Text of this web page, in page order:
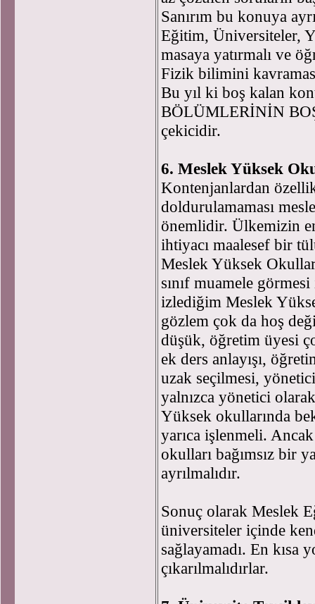
Sanırım bu konuya
Eğitim, Üniversiteler,
masaya yatırmalı ve
Fizik bilimini
Bu yıl ki boş kalan
BÖLÜMLERİNİN
çekicidir.
6. Meslek Yüksek
Kontenjanlardan
doldurulamaması
önemlidir. Ülkemizin
ihtiyacı maalesef bir
Meslek Yüksek
sınıf muamele
izlediğim Meslek
gözlem çok da hoş
düşük, öğretim üyesi
ek ders anlayışı,
uzak seçilmesi,
yalnızca yönetici
Yüksek okullarında
yarıca işlenmeli.
okulları bağımsız bir
ayrılmalıdır.
Sonuç olarak Meslek
üniversiteler içinde
sağlayamadı. En kısa
çıkarılmalıdırlar.